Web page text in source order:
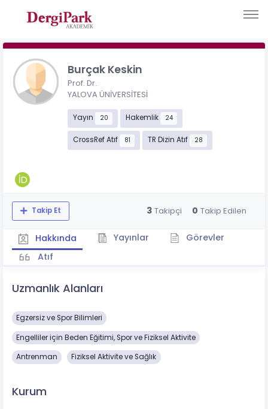
Burçak Keskin
Prof. Dr.
YALOVA ÜNİVERSİTESİ
Yayın 20 Hakemlik 24
CrossRef Atıf 81 TR Dizin Atıf 28
Takip Et 3 Takipçi 0 Takip Edilen
Hakkında Yayınlar
Görevler
Atıf
Uzmanlık Alanları
Egzersiz ve Spor Bilimleri
Engelliler için Beden Eğitimi, Spor ve Fiziksel Aktivite
Antrenman Fiziksel Aktivite ve Sağlık
Kurum